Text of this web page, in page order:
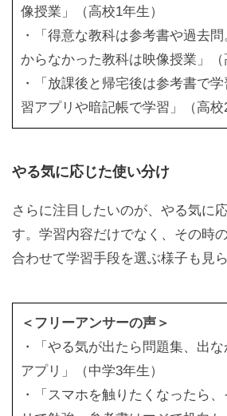
像授業」（高校1年生）
・「得意な教科は参考書や過去
からなかった教科は映像授業」（
・「放課後と帰宅後は参考書で
習アプリや暗記帳で学習」（高校
やる気に応じた使い分け
さらに注目したいのが、やる気に
す。学習内容だけでなく、その時
合わせて学習手段を選ぶ様子も見ら
＜フリーアンサーの声＞
・「やる気が出たら問題集、出
アプリ」（中学3年生）
・「スマホを触りたくなったら